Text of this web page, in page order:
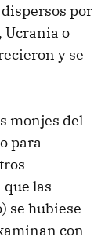
por
Ucrania o
y se
monjes del
para
las
se hubiese
con